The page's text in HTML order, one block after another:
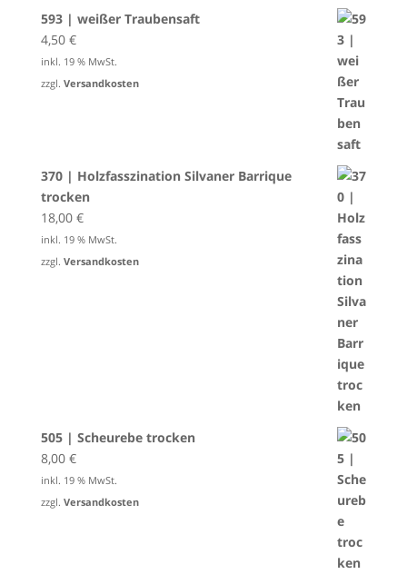
593 | weißer Traubensaft
4,50 €
inkl. 19 % MwSt.
zzgl. Versandkosten
370 | Holzfasszination Silvaner Barrique
trocken
18,00 €
inkl. 19 % MwSt.
zzgl. Versandkosten
505 | Scheurebe trocken
8,00 €
inkl. 19 % MwSt.
zzgl. Versandkosten